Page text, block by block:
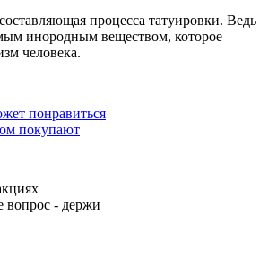
процесса татуировки. Ведь
инородным веществом, которое
человека.
понравиться
покупают
вопрос - держи